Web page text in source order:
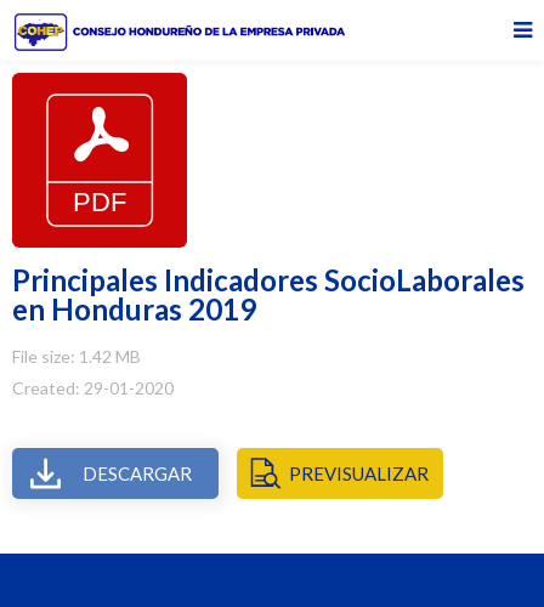
Principales Indicadores SocioLaborales
en Honduras 2019
File size: 1.42 MB
Created: 29-01-2020
DESCARGAR PREVISUALIZAR